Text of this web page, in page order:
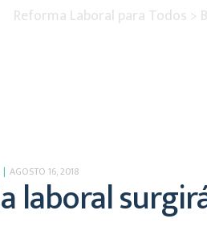
Reforma Laboral para Todos >
AGOSTO 16, 2018
laboral